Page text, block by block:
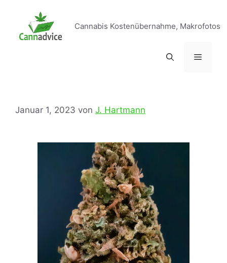
Cannabis Kostenübernahme, Makrofotos
Januar 1, 2023 von J. Hartmann